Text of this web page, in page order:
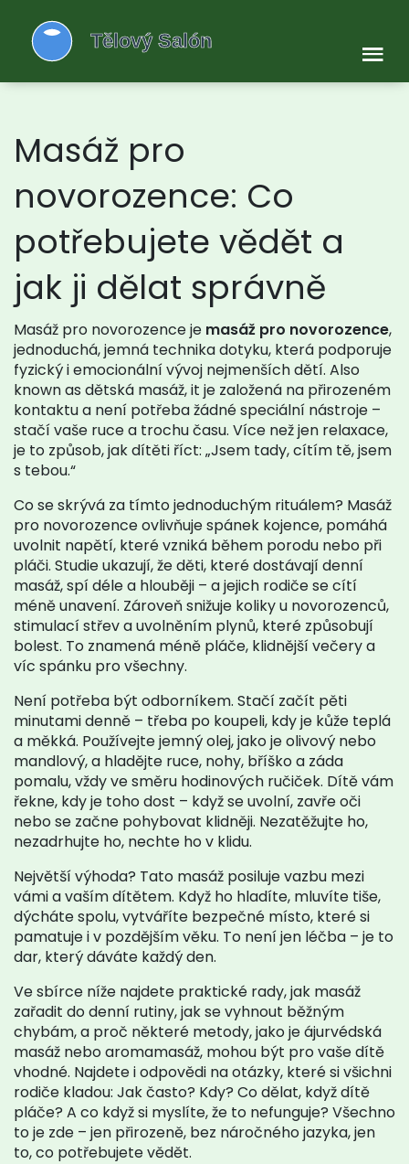
Masáž pro
novorozence: Co
potřebujete vědět a
jak ji dělat správně
Masáž pro novorozence je masáž pro novorozence,
jednoduchá, jemná technika dotyku, která podporuje
fyzický i emocionální vývoj nejmenších dětí. Also
known as dětská masáž, it je založená na přirozeném
kontaktu a není potřeba žádné speciální nástroje –
stačí vaše ruce a trochu času. Více než jen relaxace,
je to způsob, jak dítěti říct: „Jsem tady, cítím tě, jsem
s tebou.“
Co se skrývá za tímto jednoduchým rituálem? Masáž
pro novorozence ovlivňujespánek kojence, pomáhá
uvolnit napětí, které vzniká během porodu nebo při
pláči. Studie ukazují, že děti, které dostávají denní
masáž, spí déle a hlouběji – a jejich rodiče se cítí
méně unavení. Zároveň snižuje koliky u novorozenců,
stimulací střev a uvolněním plynů, které způsobují
bolest. To znamená méně pláče, klidnější večery a
víc spánku pro všechny.
Není potřeba být odborníkem. Stačí začít pěti
minutami denně – třeba po koupeli, kdy je kůže teplá
a měkká. Používejte jemný olej, jako je olivový nebo
mandlový, a hladějte ruce, nohy, bříško a záda
pomalu, vždy ve směru hodinových ručiček. Dítě vám
řekne, kdy je toho dost – když se uvolní, zavře oči
nebo se začne pohybovat klidněji. Nezatěžujte ho,
nezadrhujte ho, nechte ho v klidu.
Největší výhoda? Tato masáž posiluje vazbu mezi
vámi a vaším dítětem. Když ho hladíte, mluvíte tiše,
dýcháte spolu, vytváříte bezpečné místo, které si
pamatuje i v pozdějším věku. To není jen léčba – je to
dar, který dáváte každý den.
Ve sbírce níže najdete praktické rady, jak masáž
zařadit do denní rutiny, jak se vyhnout běžným
chybám, a proč některé metody, jako je ájurvédská
masáž nebo aromamasáž, mohou být pro vaše dítě
vhodné. Najdete i odpovědi na otázky, které si všichni
rodiče kladou: Jak často? Kdy? Co dělat, když dítě
pláče? A co když si myslíte, že to nefunguje? Všechno
to je zde – jen přirozeně, bez náročného jazyka, jen
to, co potřebujete vědět.